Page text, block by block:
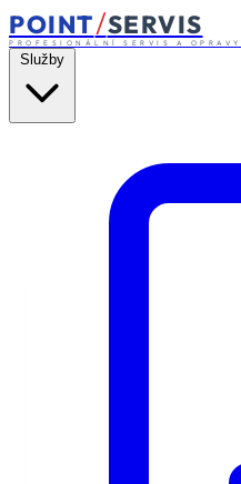
POINT/SERVIS
PROFESIONÁLNÍ SERVIS A OPRAVY
Služby